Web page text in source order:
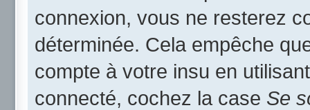
connexion, vous ne resterez
déterminée. Cela empêche
compte à votre insu en
connecté, cochez la case Se